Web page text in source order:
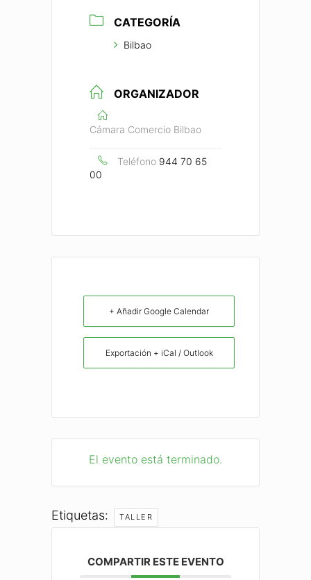
CATEGORÍA
Bilbao
ORGANIZADOR
Cámara Comercio Bilbao
Teléfono 944 70 65
00
+ Añadir Google Calendar
Exportación + iCal / Outlook
El evento está terminado.
Etiquetas: TALLER
COMPARTIR ESTE EVENTO